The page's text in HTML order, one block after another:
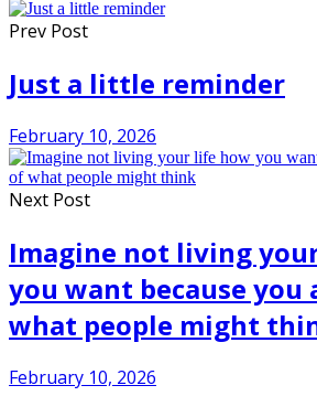
Prev Post
Just a little reminder
February 10, 2026
Next Post
Imagine not living
you want because you
what people might
February 10, 2026